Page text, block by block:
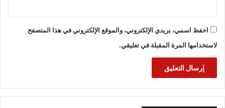
احفظ اسمي، بريدي الإلكتروني، والموقع الإلكتروني في هذا المتصفح
لاستخدامها المرة المقبلة في تعليقي.